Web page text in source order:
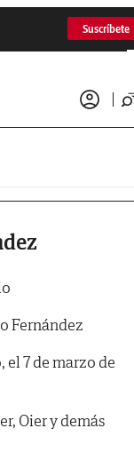
Suscríbete
Fernández
7 de marzo de
Oier y demás